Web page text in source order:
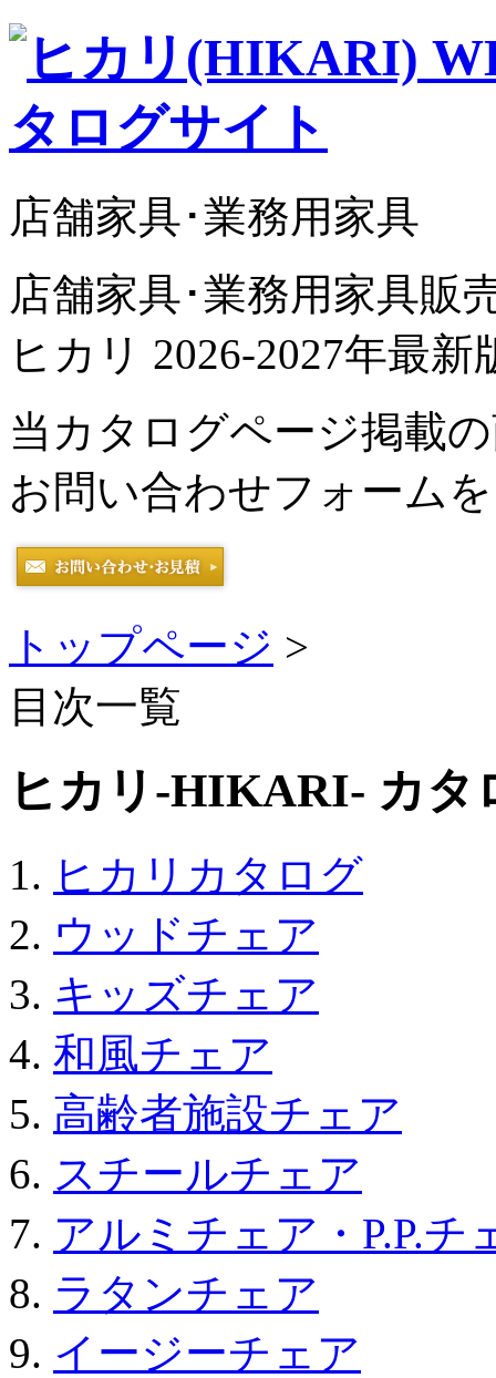
店舗家具･業務用家具
店舗家具･業務用家具販
ヒカリ 2026-2027年最
当カタログページ掲載
お問い合わせフォーム
トップページ >
目次一覧
ヒカリ-HIKARI- カタ
ヒカリカタログ
ウッドチェア
キッズチェア
和風チェア
高齢者施設チェア
スチールチェア
アルミチェア・P.P.チ
ラタンチェア
イージーチェア